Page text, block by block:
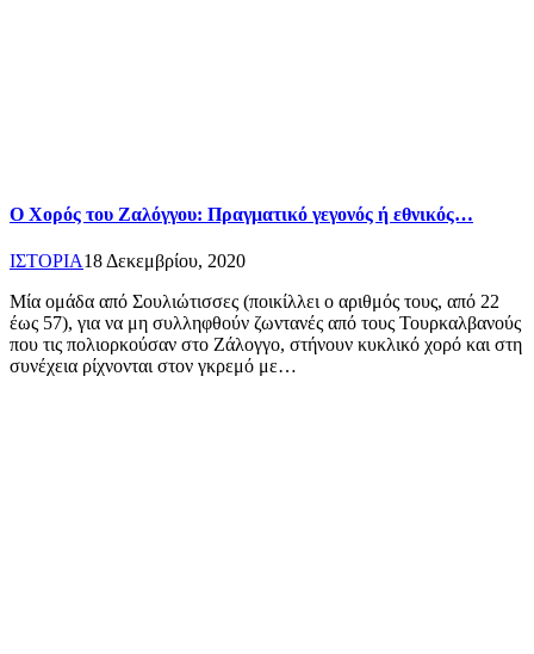
Ο Χορός του Ζαλόγγου: Πραγματικό γεγονός ή εθνικός…
ΙΣΤΟΡΙΑ18 Δεκεμβρίου, 2020
Μία ομάδα από Σουλιώτισσες (ποικίλλει ο αριθμός τους, από 22
έως 57), για να μη συλληφθούν ζωντανές από τους Τουρκαλβανούς
που τις πολιορκούσαν στο Ζάλογγο, στήνουν κυκλικό χορό και στη
συνέχεια ρίχνονται στον γκρεμό με…